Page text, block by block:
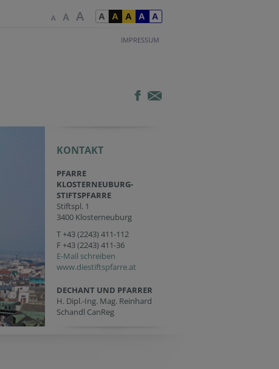
IMPRESSUM
KONTAKT
PFARRE
KLOSTERNEUBURG-
STIFTSPFARRE
Stiftspl. 1
3400 Klosterneuburg
T+43 (2243) 411-112
F +43 (2243) 411-36
E-Mail schreiben
www.diestiftspfarre.at
DECHANT UND PFARRER
H. Dipl.-Ing. Mag. Reinhard
Schandl CanReg